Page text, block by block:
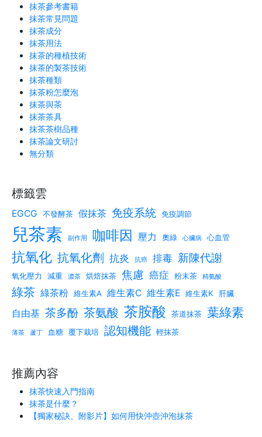
抹茶參考書籍
抹茶常見問題
抹茶成分
抹茶用法
抹茶的種植技術
抹茶的製茶技術
抹茶種類
抹茶粉怎麼泡
抹茶與茶
抹茶茶具
抹茶茶樹品種
抹茶論文研討
無分類
標籤雲
EGCG 不發酵茶 假抹茶 免疫系統 免疫調節
兒茶素 副作用 咖啡因 壓力 奧綠 心臟病 心血管
抗氧化 抗氧化劑 抗炎 抗癌 排毒 新陳代謝
氧化壓力 減重 濃茶 烘焙抹茶 焦慮 癌症 粉末茶 精氨酸
綠茶 綠茶粉 維生素A 維生素C 維生素E 維生素K 肝臟
自由基 茶多酚 茶氨酸 茶胺酸 茶道抹茶 葉綠素
薄茶 蘆丁 血糖 覆下栽培 認知機能 輕抹茶
推薦內容
抹茶快速入門指南
抹茶是什麼？
【獨家秘訣、附影片】如何用快沖壺沖泡抹茶